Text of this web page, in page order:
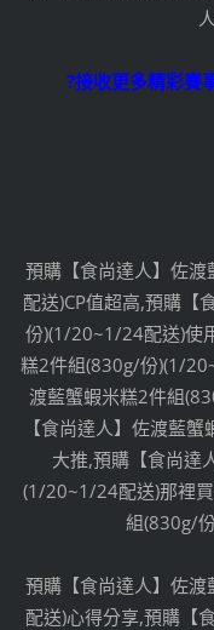
?接收更多精彩賽
預購【食尚達人】佐
配送)CP值超高,預購【
份)(1/20~1/24配送)使
糕2件組(830g/份)(1/
渡藍蟹蝦米糕2件組
【食尚達人】佐渡藍
大推,預購【食尚達
(1/20~1/24配送)那裡
組(830g/
預購【食尚達人】佐
配送)心得分享,預購【